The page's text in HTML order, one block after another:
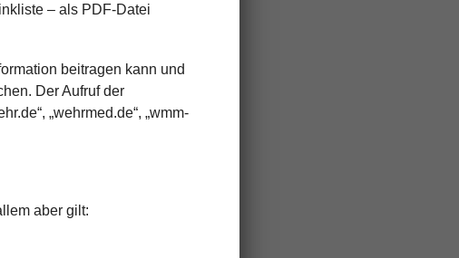
– als PDF-Datei
beitragen kann und
Der Aufruf der
„wehrmed.de“, „wmm-
aber gilt: